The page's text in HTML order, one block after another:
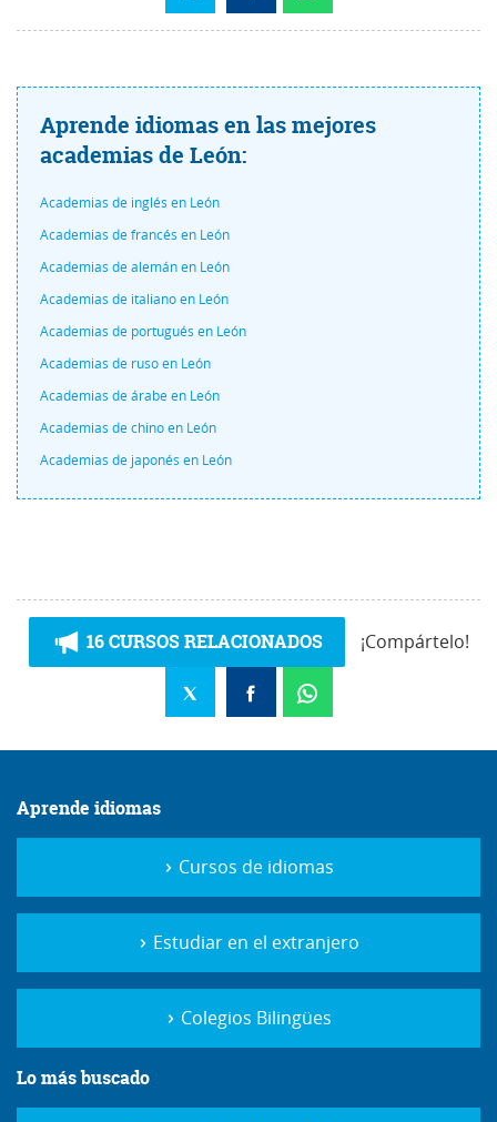
Aprende idiomas en las mejores
academias de León:
Academias de inglés en León
Academias de francés en León
Academias de alemán en León
Academias de italiano en León
Academias de portugués en León
Academias de ruso en León
Academias de árabe en León
Academias de chino en León
Academias de japonés en León
16 CURSOS RELACIONADOS ¡Compártelo!
Aprende idiomas
Cursos de idiomas
Estudiar en el extranjero
Colegios Bilingües
Lo más buscado